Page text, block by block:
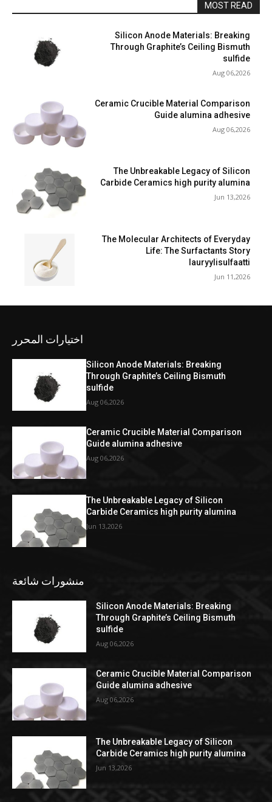
MOST READ
Silicon Anode Materials: Breaking
Through Graphite’s Ceiling Bismuth
sulfide
Aug 06,2026
Ceramic Crucible Material Comparison
Guide alumina adhesive
Aug 06,2026
The Unbreakable Legacy of Silicon
Carbide Ceramics high purity alumina
Jun 13,2026
The Molecular Architects of Everyday
Life: The Surfactants Story
lauryylisulfaatti
Jun 11,2026
اختيارات المحرر
Silicon Anode Materials: Breaking
Through Graphite’s Ceiling Bismuth
sulfide
Aug 06,2026
Ceramic Crucible Material Comparison
Guide alumina adhesive
Aug 06,2026
The Unbreakable Legacy of Silicon
Carbide Ceramics high purity alumina
Jun 13,2026
منشورات شائعة
Silicon Anode Materials: Breaking
Through Graphite’s Ceiling Bismuth
sulfide
Aug 06,2026
Ceramic Crucible Material Comparison
Guide alumina adhesive
Aug 06,2026
The Unbreakable Legacy of Silicon
Carbide Ceramics high purity alumina
Jun 13,2026